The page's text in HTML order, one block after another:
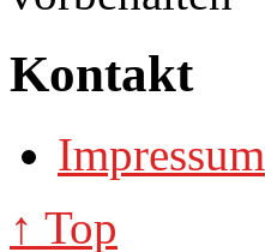
Kontakt
Impressum
↑ Top